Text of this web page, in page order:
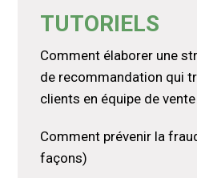
TUTORIELS
Comment élaborer une
de recommandation qui
clients en équipe de vente
Comment prévenir la
façons)